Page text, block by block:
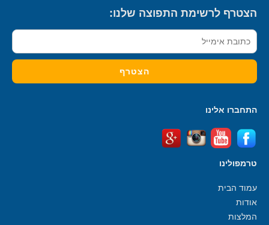
הצטרף לרשימת התפוצה שלנו:
התחברו אלינו
טרמפולינו
עמוד הבית
אודות
המלצות